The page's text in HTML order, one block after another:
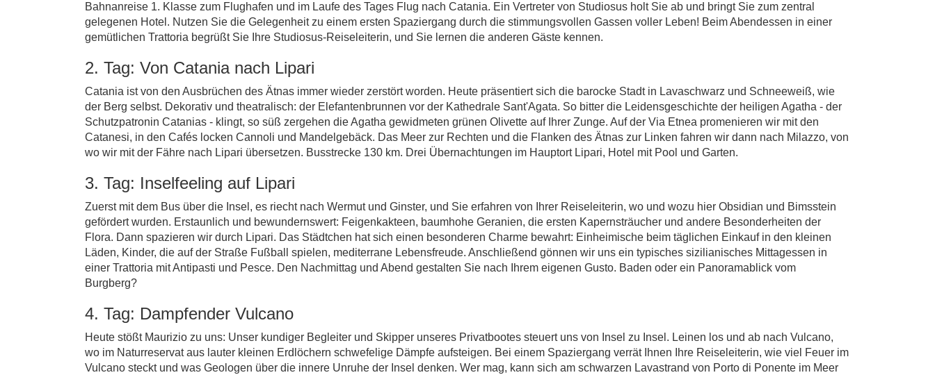
Bahnanreise 1. Klasse zum Flughafen und im Laufe des Tages Flug nach Catania. Ein Vertreter von Studiosus holt Sie ab und bringt Sie zum zentral
gelegenen Hotel. Nutzen Sie die Gelegenheit zu einem ersten Spaziergang durch die stimmungsvollen Gassen voller Leben! Beim Abendessen in einer
gemütlichen Trattoria begrüßt Sie Ihre Studiosus-Reiseleiterin, und Sie lernen die anderen Gäste kennen.
2. Tag: Von Catania nach Lipari
Catania ist von den Ausbrüchen des Ätnas immer wieder zerstört worden. Heute präsentiert sich die barocke Stadt in Lavaschwarz und Schneeweiß, wie
der Berg selbst. Dekorativ und theatralisch: der Elefantenbrunnen vor der Kathedrale Sant'Agata. So bitter die Leidensgeschichte der heiligen Agatha - der
Schutzpatronin Catanias - klingt, so süß zergehen die Agatha gewidmeten grünen Olivette auf Ihrer Zunge. Auf der Via Etnea promenieren wir mit den
Catanesi, in den Cafés locken Cannoli und Mandelgebäck. Das Meer zur Rechten und die Flanken des Ätnas zur Linken fahren wir dann nach Milazzo, von
wo wir mit der Fähre nach Lipari übersetzen. Busstrecke 130 km. Drei Übernachtungen im Hauptort Lipari, Hotel mit Pool und Garten.
3. Tag: Inselfeeling auf Lipari
Zuerst mit dem Bus über die Insel, es riecht nach Wermut und Ginster, und Sie erfahren von Ihrer Reiseleiterin, wo und wozu hier Obsidian und Bimsstein
gefördert wurden. Erstaunlich und bewundernswert: Feigenkakteen, baumhohe Geranien, die ersten Kapernsträucher und andere Besonderheiten der
Flora. Dann spazieren wir durch Lipari. Das Städtchen hat sich einen besonderen Charme bewahrt: Einheimische beim täglichen Einkauf in den kleinen
Läden, Kinder, die auf der Straße Fußball spielen, mediterrane Lebensfreude. Anschließend gönnen wir uns ein typisches sizilianisches Mittagessen in
einer Trattoria mit Antipasti und Pesce. Den Nachmittag und Abend gestalten Sie nach Ihrem eigenen Gusto. Baden oder ein Panoramablick vom
Burgberg?
4. Tag: Dampfender Vulcano
Heute stößt Maurizio zu uns: Unser kundiger Begleiter und Skipper unseres Privatbootes steuert uns von Insel zu Insel. Leinen los und ab nach Vulcano,
wo im Naturreservat aus lauter kleinen Erdlöchern schwefelige Dämpfe aufsteigen. Bei einem Spaziergang verrät Ihnen Ihre Reiseleiterin, wie viel Feuer im
Vulcano steckt und was Geologen über die innere Unruhe der Insel denken. Wer mag, kann sich am schwarzen Lavastrand von Porto di Ponente im Meer